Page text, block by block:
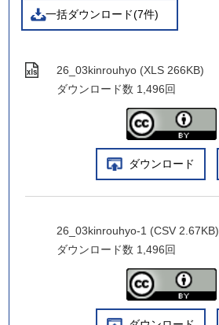
一括ダウンロード(7件)
26_03kinrouhyo (XLS 266KB)
ダウンロード数 1,496回
ダウンロード
26_03kinrouhyo-1 (CSV 2.67KB)
ダウンロード数 1,496回